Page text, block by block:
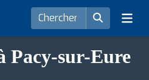
Pacy-sur-Eure